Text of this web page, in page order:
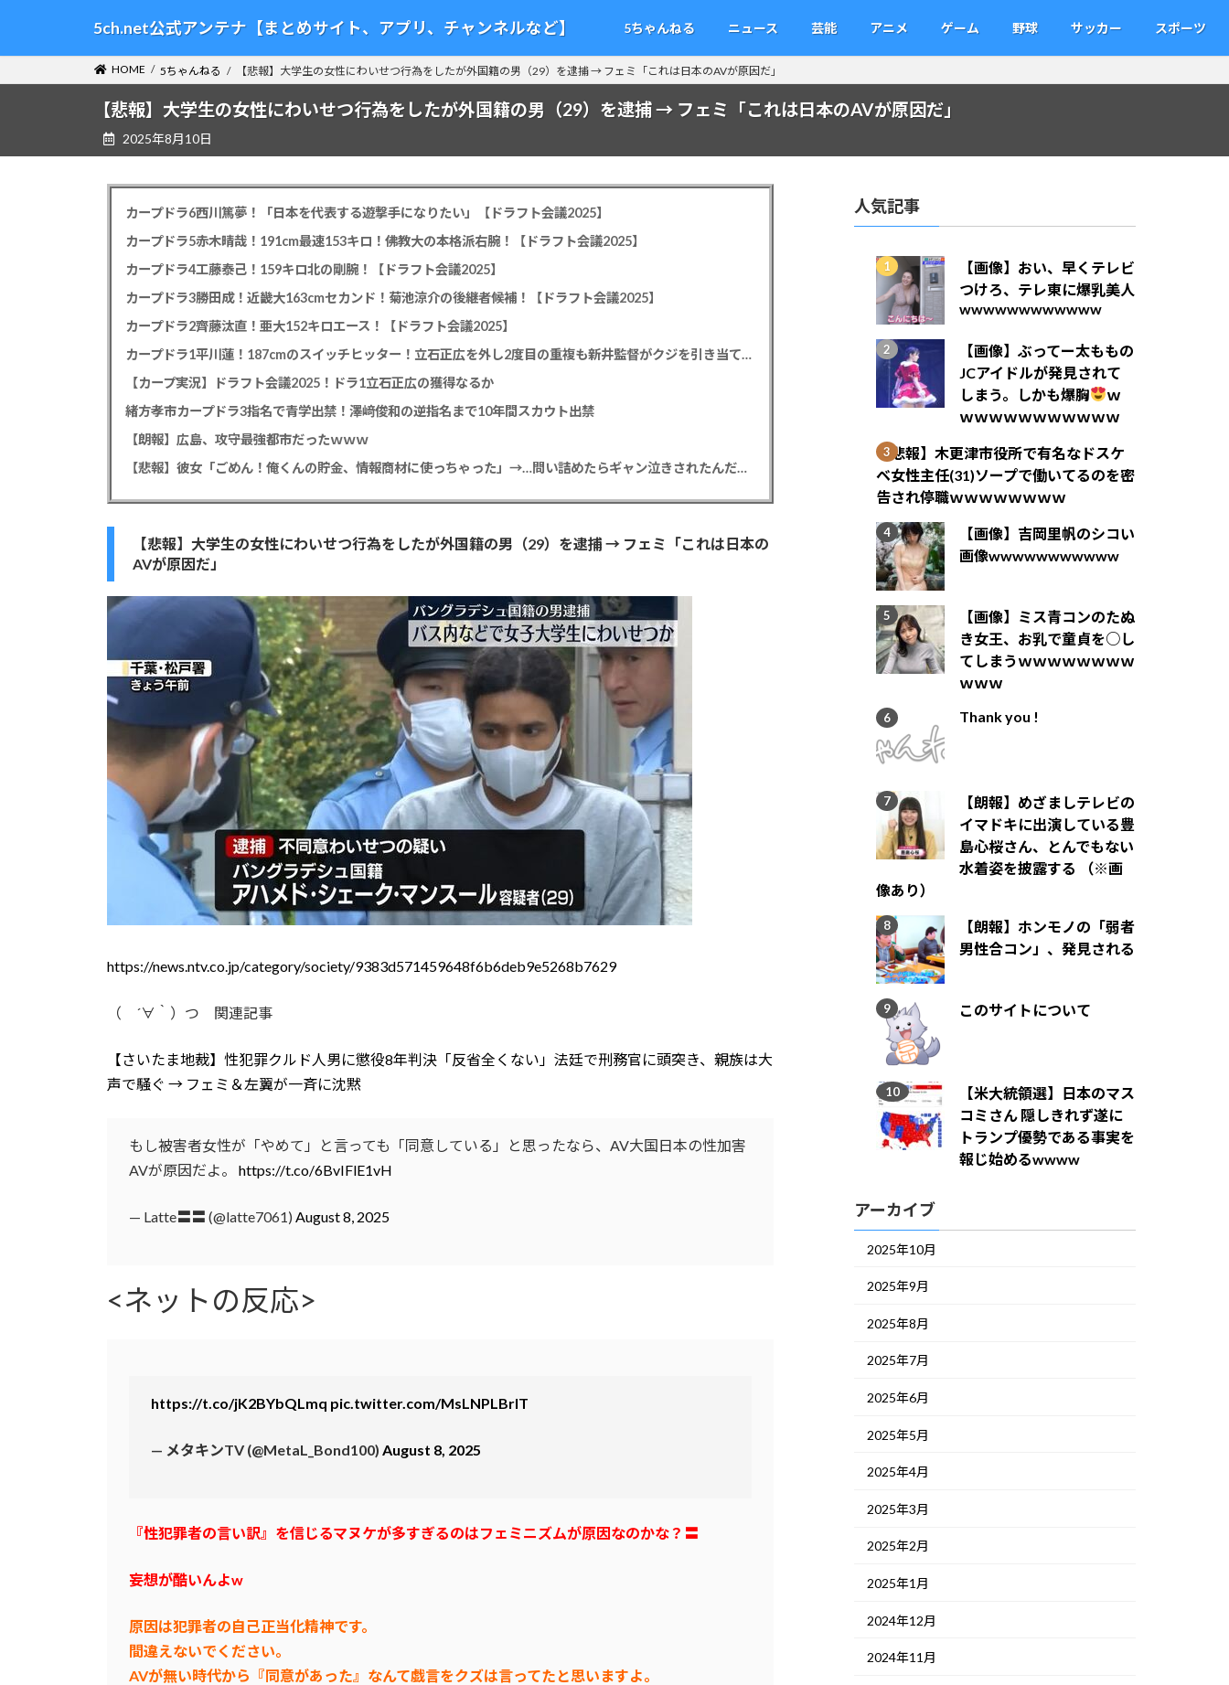
テ
ゲ
5ch.net公式アンテナ【まとめサイト、アプリ、チャンネルなど】 5ちゃんねる ニュース 芸能 アニメ ゲーム 野球 サッカー スポーツ
HOME 5ちゃんねる 【悲報】大学生の女性にわいせつ行為をしたが外国籍の男（29）を逮捕 → フェミ「これは日本のAVが原因だ」
【悲報】大学生の女性にわいせつ行為をしたが外国籍の男（29）を逮捕 → フェミ「これは日本のAVが原因だ」
2025年8月10日
カープドラ6西川篤夢！「日本を代表する遊撃手になりたい」【ドラフト会議2025】
カープドラ5赤木晴哉！191cm最速153キロ！佛教大の本格派右腕！【ドラフト会議2025】
カープドラ4工藤泰己！159キロ北の剛腕！【ドラフト会議2025】
カープドラ3勝田成！近畿大163cmセカンド！菊池涼介の後継者候補！【ドラフト会議2025】
カープドラ2齊藤汰直！亜大152キロエース！【ドラフト会議2025】
カープドラ1平川蓮！187cmのスイッチヒッター！立石正広を外し2度目の重複も新井監督がクジを引き当てる！【ドラフト会議2025】
【カープ実況】ドラフト会議2025！ドラ1立石正広の獲得なるか
緒方孝市カープドラ3指名で青学出禁！澤﨑俊和の逆指名まで10年間スカウト出禁
【朗報】広島、攻守最強都市だったｗｗｗ
【悲報】彼女「ごめん！俺くんの貯金、情報商材に使っちゃった」→…問い詰めたらギャン泣きされたんだが俺が悪いのか？
【悲報】大学生の女性にわいせつ行為をしたが外国籍の男（29）を逮捕 → フェミ「これは日本の
AVが原因だ」
https://news.ntv.co.jp/category/society/9383d571459648f6b6deb9e5268b7629
（ ´∀｀）つ 関連記事
【さいたま地裁】性犯罪クルド人男に懲役8年判決「反省全くない」法廷で刑務官に頭突き、親族は大
声で騒ぐ → フェミ＆左翼が一斉に沈黙
もし被害者女性が「やめて」と言っても「同意している」と思ったなら、AV大国日本の性加害
AVが原因だよ。 https://t.co/6BvIFlE1vH
— Latte〓〓️ (@latte7061) August 8, 2025
<ネットの反応>
https://t.co/jK2BYbQLmq pic.twitter.com/MsLNPLBrlT
— メタキンTV (@MetaL_Bond100) August 8, 2025
『性犯罪者の言い訳』を信じるマヌケが多すぎるのはフェミニズムが原因なのかな？〓
妄想が酷いんよw
原因は犯罪者の自己正当化精神です。
間違えないでください。
AVが無い時代から『同意があった』なんて戯言をクズは言ってたと思いますよ。
人気記事
【画像】おい、早くテレビ
つけろ、テレ東に爆乳美人
wwwwwwwwwwww
【画像】ぶってー太ももの
JCアイドルが発見されて
しまう。しかも爆胸
ｗ
ｗｗｗｗｗｗｗｗｗｗｗ
【悲報】木更津市役所で有名なドスケ
ベ女性主任(31)ソープで働いてるのを密
告され停職ｗｗｗｗｗｗｗｗ
【画像】吉岡里帆のシコい
画像wwwwwwwwwww
【画像】ミス青コンのたぬ
き女王、お乳で童貞を○し
てしまうｗｗｗｗｗｗｗｗ
ｗｗｗ
Thank you !
【朗報】めざましテレビの
イマドキに出演している豊
島心桜さん、とんでもない
水着姿を披露する （※画
像あり）
【朗報】ホンモノの「弱者
男性合コン」、発見される
このサイトについて
【米大統領選】日本のマス
コミさん 隠しきれず遂に
トランプ優勢である事実を
報じ始めるwwww
アーカイブ
2025年10月
2025年9月
2025年8月
2025年7月
2025年6月
2025年5月
2025年4月
2025年3月
2025年2月
2025年1月
2024年12月
2024年11月